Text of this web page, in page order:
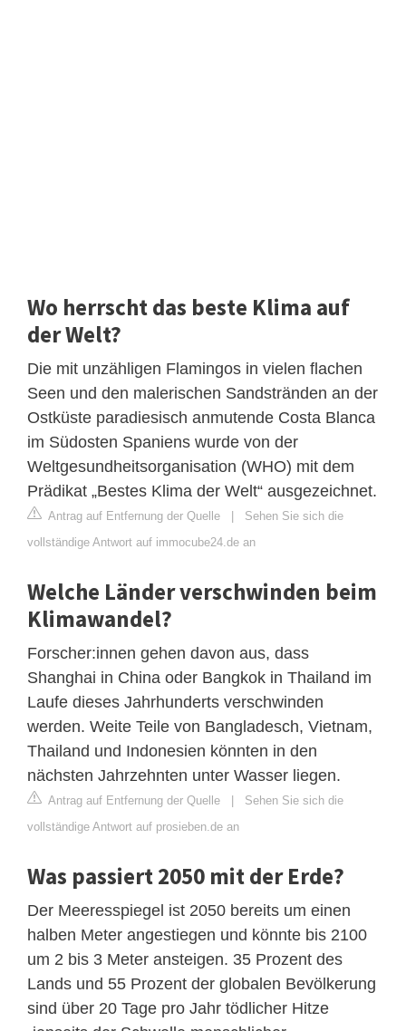
Wo herrscht das beste Klima auf
der Welt?
Die mit unzähligen Flamingos in vielen flachen
Seen und den malerischen Sandstränden an der
Ostküste paradiesisch anmutende Costa Blanca
im Südosten Spaniens wurde von der
Weltgesundheitsorganisation (WHO) mit dem
Prädikat „Bestes Klima der Welt“ ausgezeichnet.
Antrag auf Entfernung der Quelle | Sehen Sie sich die
vollständige Antwort auf immocube24.de an
Welche Länder verschwinden beim
Klimawandel?
Forscher:innen gehen davon aus, dass
Shanghai in China oder Bangkok in Thailand im
Laufe dieses Jahrhunderts verschwinden
werden. Weite Teile von Bangladesch, Vietnam,
Thailand und Indonesien könnten in den
nächsten Jahrzehnten unter Wasser liegen.
Antrag auf Entfernung der Quelle | Sehen Sie sich die
vollständige Antwort auf prosieben.de an
Was passiert 2050 mit der Erde?
Der Meeresspiegel ist 2050 bereits um einen
halben Meter angestiegen und könnte bis 2100
um 2 bis 3 Meter ansteigen. 35 Prozent des
Lands und 55 Prozent der globalen Bevölkerung
sind über 20 Tage pro Jahr tödlicher Hitze